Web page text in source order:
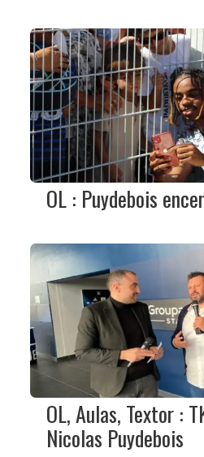
OL : Puydebois
OL, Aulas, Textor :
Nicolas Puydebois